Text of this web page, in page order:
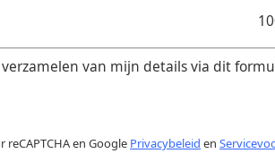
van mijn details via dit
en Google Privacybeleid en